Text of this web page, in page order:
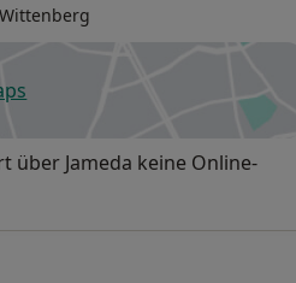
in einer neuen Registerkarte
über Jameda keine Online-